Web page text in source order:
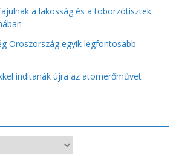
a lakosság és a toborzótisztek
Oroszország egyik legfontosabb
indítanák újra az atomerőművet